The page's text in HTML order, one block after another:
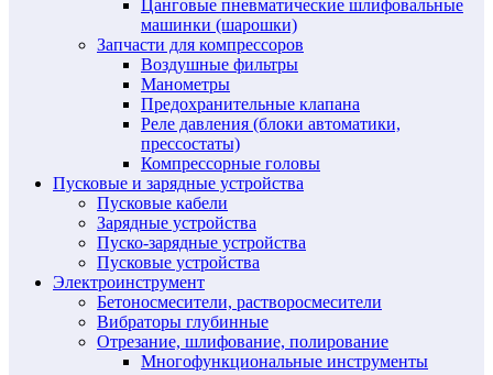
Цанговые пневматические шлифовальные
машинки (шарошки)
Запчасти для компрессоров
Воздушные фильтры
Манометры
Предохранительные клапана
Реле давления (блоки автоматики,
прессостаты)
Компрессорные головы
Пусковые и зарядные устройства
Пусковые кабели
Зарядные устройства
Пуско-зарядные устройства
Пусковые устройства
Электроинструмент
Бетоносмесители, растворосмесители
Вибраторы глубинные
Отрезание, шлифование, полирование
Многофункциональные инструменты